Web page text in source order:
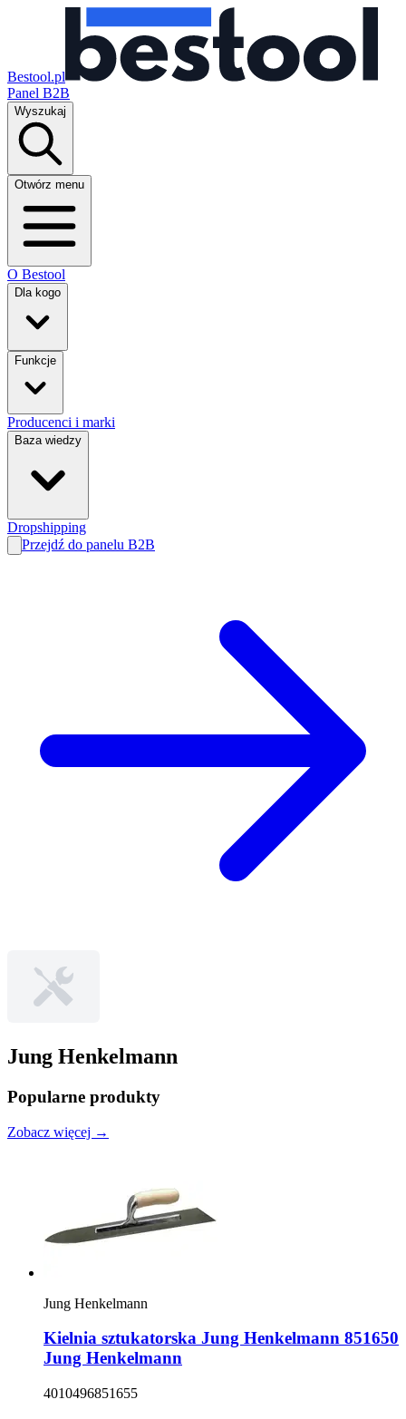
Bestool.pl
Panel B2B
Wyszukaj
Otwórz menu
O Bestool
Dla kogo
Funkcje
Producenci i marki
Baza wiedzy
Dropshipping
Przejdź do panelu B2B
Jung Henkelmann
Popularne produkty
Zobacz więcej →
Jung Henkelmann
Kielnia sztukatorska Jung Henkelmann 851650
Jung Henkelmann
4010496851655